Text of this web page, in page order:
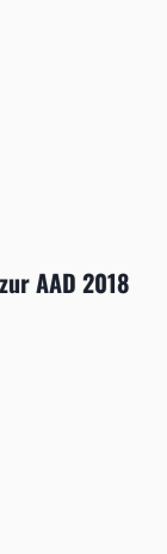
AAD 2018